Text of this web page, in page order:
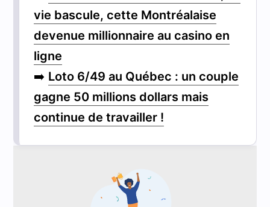
vie bascule, cette Montréalaise
devenue millionnaire au casino en
ligne
➡️ Loto 6/49 au Québec : un couple
gagne 50 millions dollars mais
continue de travailler !